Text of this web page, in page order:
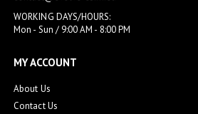
WORKING DAYS/HOURS:
Mon - Sun / 9:00 AM - 8:00 PM
MY ACCOUNT
About Us
Contact Us